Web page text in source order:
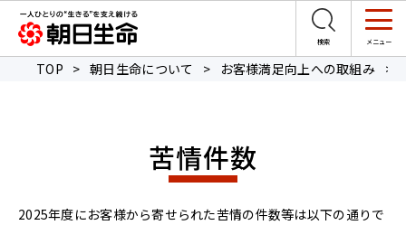
TOP > 朝日生命について > お客様満足向上への取組み >
苦情件数
2025年度にお客様から寄せられた苦情の件数等は以下の通りで